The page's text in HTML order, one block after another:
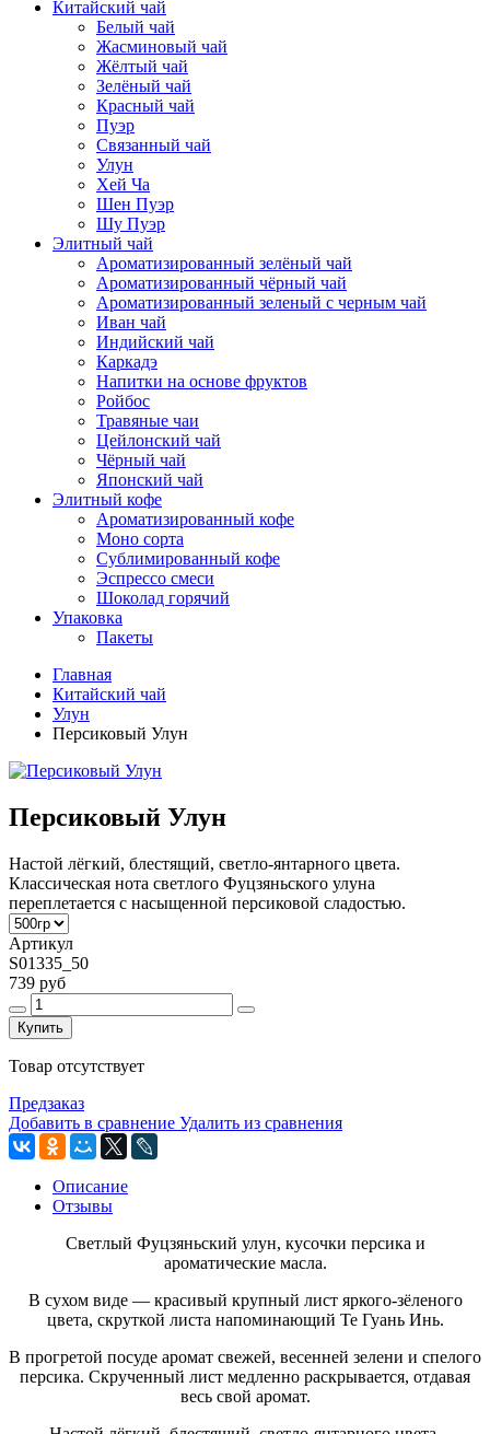
Китайский чай
Белый чай
Жасминовый чай
Жёлтый чай
Зелёный чай
Красный чай
Пуэр
Связанный чай
Улун
Хей Ча
Шен Пуэр
Шу Пуэр
Элитный чай
Ароматизированный зелёный чай
Ароматизированный чёрный чай
Ароматизированный зеленый с черным чай
Иван чай
Индийский чай
Каркадэ
Напитки на основе фруктов
Ройбос
Травяные чаи
Цейлонский чай
Чёрный чай
Японский чай
Элитный кофе
Ароматизированный кофе
Моно сорта
Сублимированный кофе
Эспрессо смеси
Шоколад горячий
Упаковка
Пакеты
Главная
Китайский чай
Улун
Персиковый Улун
Персиковый Улун
Настой лёгкий, блестящий, светло-янтарного цвета.
Классическая нота светлого Фуцзяньского улуна
переплетается c насыщенной персиковой сладостью.
Артикул
S01335_50
739 руб
Купить
Товар отсутствует
Предзаказ
Добавить в сравнение Удалить из сравнения
Описание
Отзывы
Светлый Фуцзяньский улун, кусочки персика и
ароматические масла.
В сухом виде — красивый крупный лист яркого-зёленого
цвета, скруткой листа напоминающий Те Гуань Инь.
В прогретой посуде аромат свежей, весенней зелени и спелого
персика. Скрученный лист медленно раскрывается, отдавая
весь свой аромат.